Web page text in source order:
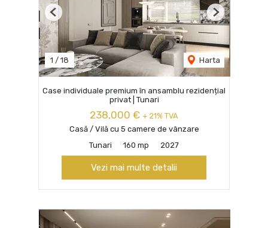
1 / 18 Harta
Previous Next
Case individuale premium în ansamblu rezidențial
privat | Tunari
238,000 € + 21% TVA
Casă / Vilă cu 5 camere de vânzare
Tunari
160 mp 2027
Vezi mai multe detalii